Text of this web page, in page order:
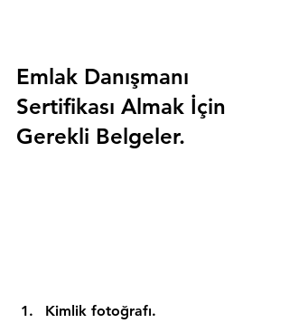
Emlak Danışmanı
Sertifikası Almak İçin
Gerekli Belgeler.
Kimlik fotoğrafı.